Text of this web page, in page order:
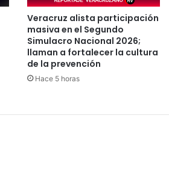
Veracruz alista participación
masiva en el Segundo
Simulacro Nacional 2026;
llaman a fortalecer la cultura
de la prevención
Hace 5 horas